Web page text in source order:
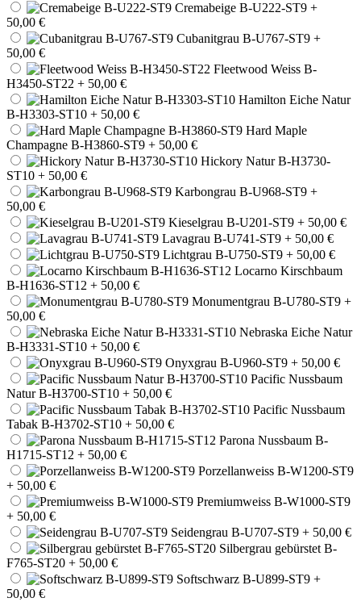
Cremabeige B-U222-ST9 +
50,00 €
Cubanitgrau B-U767-ST9 +
50,00 €
Fleetwood Weiss B-
H3450-ST22 + 50,00 €
Hamilton Eiche Natur
B-H3303-ST10 + 50,00 €
Hard Maple
Champagne B-H3860-ST9 + 50,00 €
Hickory Natur B-H3730-
ST10 + 50,00 €
Karbongrau B-U968-ST9 +
50,00 €
Kieselgrau B-U201-ST9 + 50,00 €
Lavagrau B-U741-ST9 + 50,00 €
Lichtgrau B-U750-ST9 + 50,00 €
Locarno Kirschbaum
B-H1636-ST12 + 50,00 €
Monumentgrau B-U780-ST9 +
50,00 €
Nebraska Eiche Natur
B-H3331-ST10 + 50,00 €
Onyxgrau B-U960-ST9 + 50,00 €
Pacific Nussbaum
Natur B-H3700-ST10 + 50,00 €
Pacific Nussbaum
Tabak B-H3702-ST10 + 50,00 €
Parona Nussbaum B-
H1715-ST12 + 50,00 €
Porzellanweiss B-W1200-ST9
+ 50,00 €
Premiumweiss B-W1000-ST9
+ 50,00 €
Seidengrau B-U707-ST9 + 50,00 €
Silbergrau gebürstet B-
F765-ST20 + 50,00 €
Softschwarz B-U899-ST9 +
50,00 €